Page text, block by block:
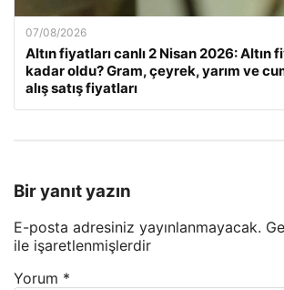
07/08/2026
Altın fiyatları canlı 2 Nisan 2026: Altın
kadar oldu? Gram, çeyrek, yarım ve
alış satış fiyatları
Bir yanıt yazın
E-posta adresiniz yayınlanmayacak.
ile işaretlenmişlerdir
Yorum *